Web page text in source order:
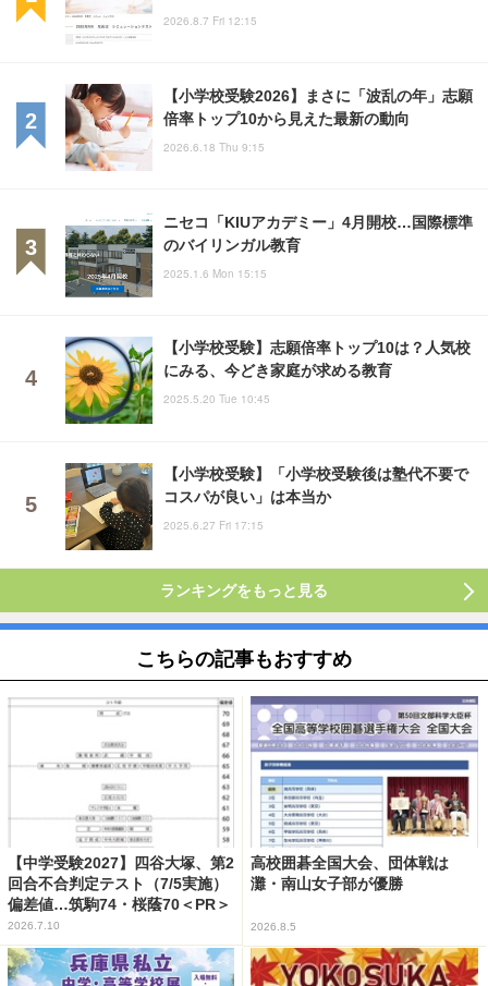
2026.8.7 Fri 12:15
【小学校受験2026】まさに「波乱の年」志願
倍率トップ10から見えた最新の動向
2026.6.18 Thu 9:15
ニセコ「KIUアカデミー」4月開校…国際標準
のバイリンガル教育
2025.1.6 Mon 15:15
【小学校受験】志願倍率トップ10は？人気校
にみる、今どき家庭が求める教育
2025.5.20 Tue 10:45
【小学校受験】「小学校受験後は塾代不要で
コスパが良い」は本当か
2025.6.27 Fri 17:15
ランキングをもっと見る
こちらの記事もおすすめ
【中学受験2027】四谷大塚、第2
回合不合判定テスト（7/5実施）
偏差値…筑駒74・桜蔭70＜PR＞
2026.7.10
高校囲碁全国大会、団体戦は
灘・南山女子部が優勝
2026.8.5